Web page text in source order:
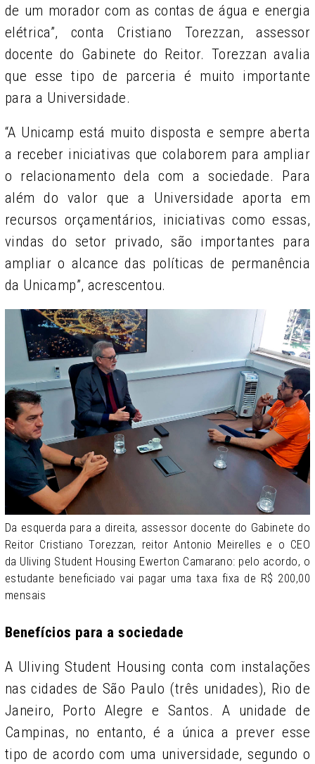
de um morador com as contas de água e energia
elétrica”, conta Cristiano Torezzan, assessor
docente do Gabinete do Reitor. Torezzan avalia
que esse tipo de parceria é muito importante
para a Universidade.
“A Unicamp está muito disposta e sempre aberta
a receber iniciativas que colaborem para ampliar
o relacionamento dela com a sociedade. Para
além do valor que a Universidade aporta em
recursos orçamentários, iniciativas como essas,
vindas do setor privado, são importantes para
ampliar o alcance das políticas de permanência
da Unicamp”, acrescentou.
Da esquerda para a direita, assessor docente do Gabinete do
Reitor Cristiano Torezzan, reitor Antonio Meirelles e o CEO
da Uliving Student Housing Ewerton Camarano: pelo acordo, o
estudante beneficiado vai pagar uma taxa fixa de R$ 200,00
mensais
Benefícios para a sociedade
A Uliving Student Housing conta com instalações
nas cidades de São Paulo (três unidades), Rio de
Janeiro, Porto Alegre e Santos. A unidade de
Campinas, no entanto, é a única a prever esse
tipo de acordo com uma universidade, segundo o